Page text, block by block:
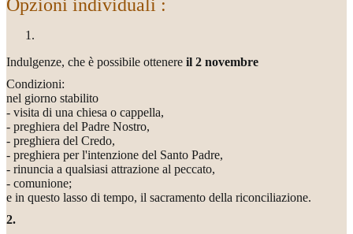
Opzioni individuali :
Indulgenze, che è possibile ottenere il 2 novembre
Condizioni:
nel giorno stabilito
- visita di una chiesa o cappella,
- preghiera del Padre Nostro,
- preghiera del Credo,
- preghiera per l'intenzione del Santo Padre,
- rinuncia a qualsiasi attrazione al peccato,
- comunione;
e in questo lasso di tempo, il sacramento della riconciliazione.
2.